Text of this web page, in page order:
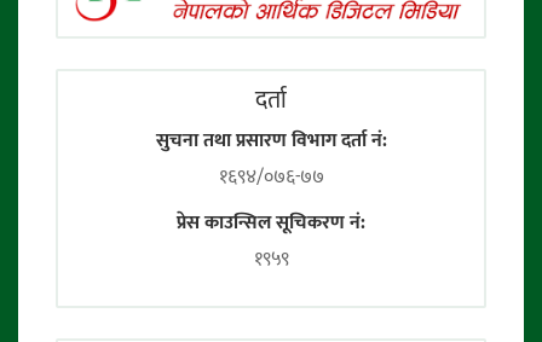
दर्ता
सुचना तथा प्रसारण विभाग दर्ता नं:
१६९४/०७६-७७
प्रेस काउन्सिल सूचिकरण नं:
१९५९